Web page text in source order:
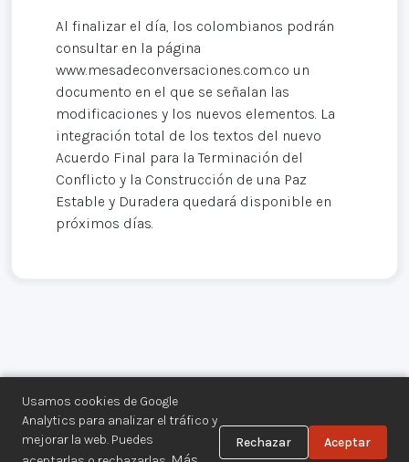
Usamos cookies de Google
Analytics para analizar el tráfico y
mejorar la web. Puedes
Rechazar Aceptar
Al finalizar el día, los colombianos podrán
consultar en la página
www.mesadeconversaciones.com.co un
documento en el que se señalan las
modificaciones y los nuevos elementos. La
integración total de los textos del nuevo
Acuerdo Final para la Terminación del
Conflicto y la Construcción de una Paz
Estable y Duradera quedará disponible en
próximos días.
Centro de Documentación de los